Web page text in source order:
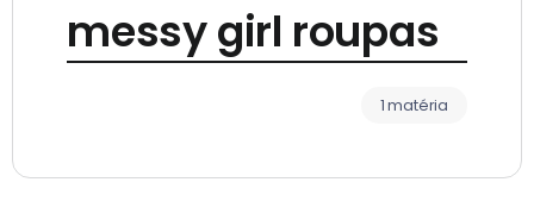
messy girl roupas
1 matéria